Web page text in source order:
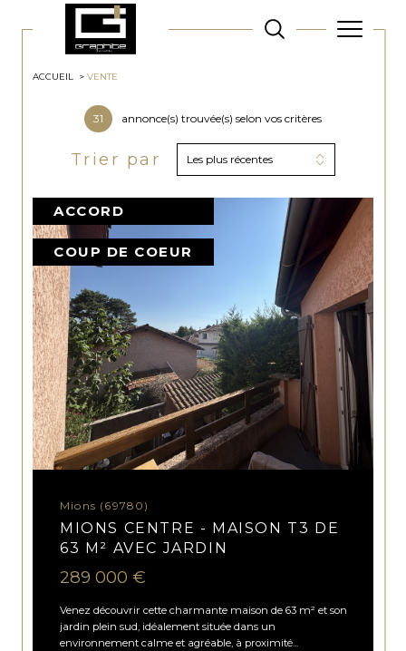
ACCUEIL VENTE
31 annonce(s) trouvée(s) selon vos critères
Trier par Les plus récentes
Mions (69780)
MIONS CENTRE - MAISON T3 DE
63 M² AVEC JARDIN
289 000 €
Venez découvrir cette charmante maison de 63 m² et son
jardin plein sud, idéalement située dans un
environnement calme et agréable, à proximité...
ACCORD
COUP DE COEUR